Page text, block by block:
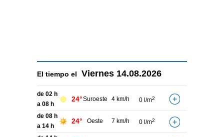
El tiempo el Viernes 14.08.2026
de 02 h
a 08 h
24°Suroeste 4 km/h 0 l/m2
de 08 h
a 14 h
24° Oeste 7 km/h 0 l/m2